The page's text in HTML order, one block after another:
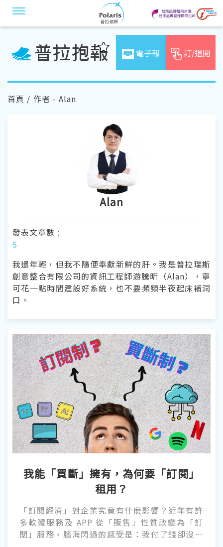
電子報 訂/退閱
首頁 / 作者 - Alan
Alan
發表文章數 :
5
我還年輕，但我不隨便奉獻新鮮的肝。我是普拉瑞斯
創意整合有限公司的資訊工程師游騰昕（Alan），寧
可花一點時間建設好系統，也不要頻頻半夜起床補洞
口。
我能「買斷」擁有，為何要「訂閱」
租用？
「訂閱經濟」對企業究竟有什麽影響？近年有許
多軟體服務及 APP 從「販售」性質改變為「訂
閱」服務，腦海閃過的感受是：我付了錢卻沒有